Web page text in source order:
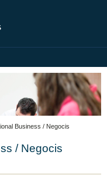
Business / Negocis
/ Negocis